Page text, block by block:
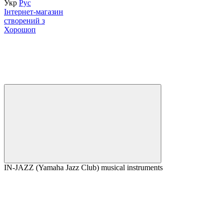
Укр Рус
Інтернет-магазин
створений з
Хорошоп
IN-JAZZ (Yamaha Jazz Club) musical instruments